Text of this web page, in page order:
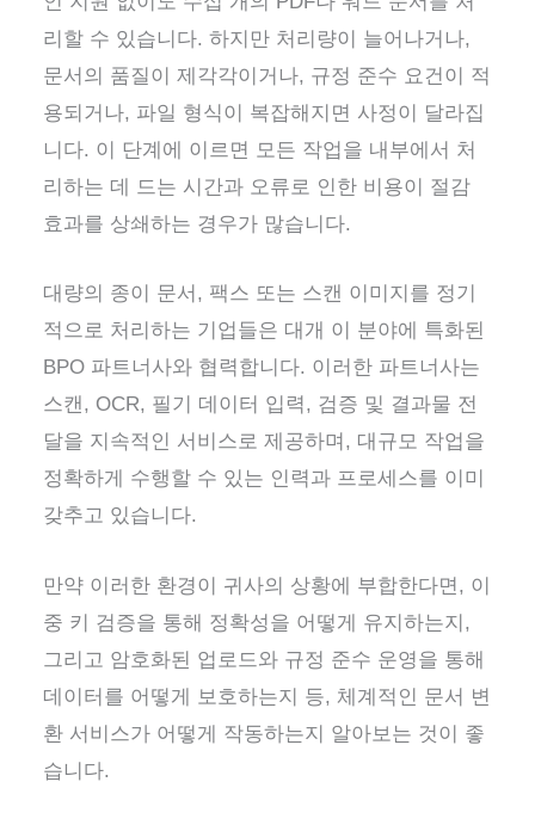
리할 수 있습니다. 하지만 처리량이 늘어나거나,
문서의 품질이 제각각이거나, 규정 준수 요건이 적
용되거나, 파일 형식이 복잡해지면 사정이 달라집
니다. 이 단계에 이르면 모든 작업을 내부에서 처
리하는 데 드는 시간과 오류로 인한 비용이 절감
효과를 상쇄하는 경우가 많습니다.
대량의 종이 문서, 팩스 또는 스캔 이미지를 정기
적으로 처리하는 기업들은 대개 이 분야에 특화된
BPO 파트너사와 협력합니다. 이러한 파트너사는
스캔, OCR, 필기 데이터 입력, 검증 및 결과물 전
달을 지속적인 서비스로 제공하며, 대규모 작업을
정확하게 수행할 수 있는 인력과 프로세스를 이미
갖추고 있습니다.
만약 이러한 환경이 귀사의 상황에 부합한다면, 이
중 키 검증을 통해 정확성을 어떻게 유지하는지,
그리고 암호화된 업로드와 규정 준수 운영을 통해
데이터를 어떻게 보호하는지 등, 체계적인 문서 변
환 서비스가 어떻게 작동하는지 알아보는 것이 좋
습니다.